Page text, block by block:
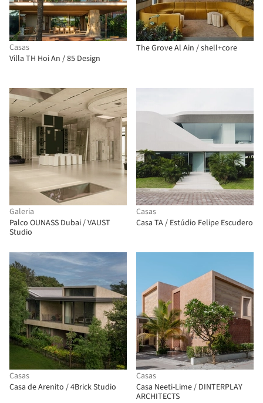
Casas
Villa TH Hoi An / 85 Design
The Grove Al Ain / shell+core
Galeria
Palco OUNASS Dubai / VAUST
Studio
Casas
Casa TA / Estúdio Felipe Escudero
Casas
Casa de Arenito / 4Brick Studio
Casas
Casa Neeti-Lime / DINTERPLAY
ARCHITECTS